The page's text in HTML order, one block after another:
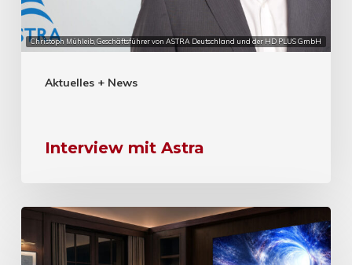
Christoph Mühleib, Geschäftsführer von ASTRA Deutschland und der HD PLUS GmbH
Aktuelles + News
Interview mit Astra